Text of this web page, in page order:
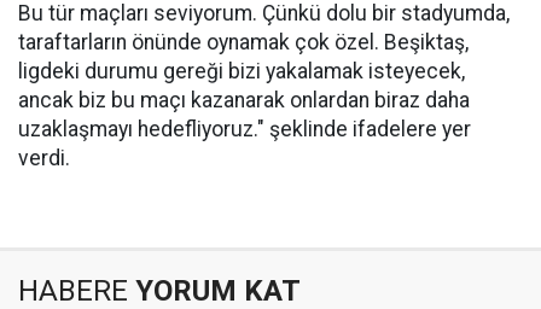
Bu tür maçları seviyorum. Çünkü dolu bir stadyumda,
taraftarların önünde oynamak çok özel. Beşiktaş,
ligdeki durumu gereği bizi yakalamak isteyecek,
ancak biz bu maçı kazanarak onlardan biraz daha
uzaklaşmayı hedefliyoruz." şeklinde ifadelere yer
verdi.
HABERE YORUM KAT